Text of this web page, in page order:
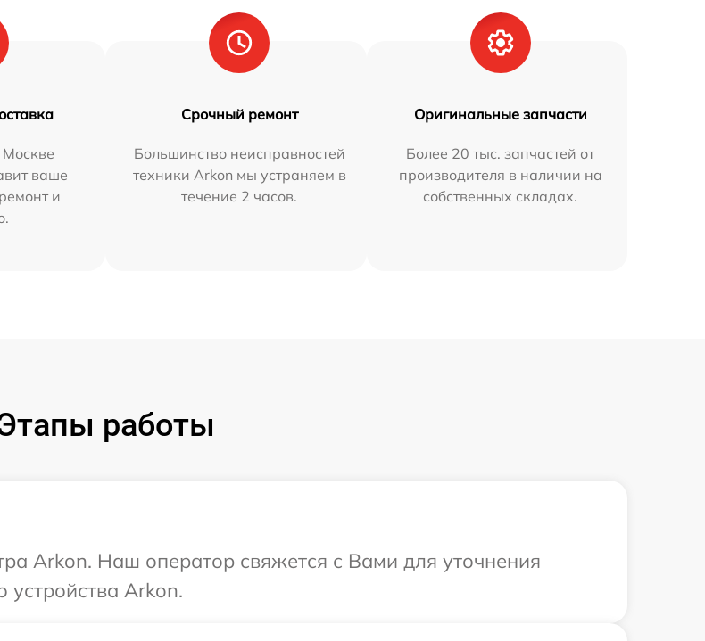
ваше
и
Срочный ремонт
Большинство неисправностей
техники Arkon мы устраняем в
течение 2 часов.
Оригинальные запчасти
Более 20 тыс. запчастей от
производителя в наличии на
собственных складах.
работы
Arkon. Наш оператор свяжется с Вами для уточнения
Arkon.